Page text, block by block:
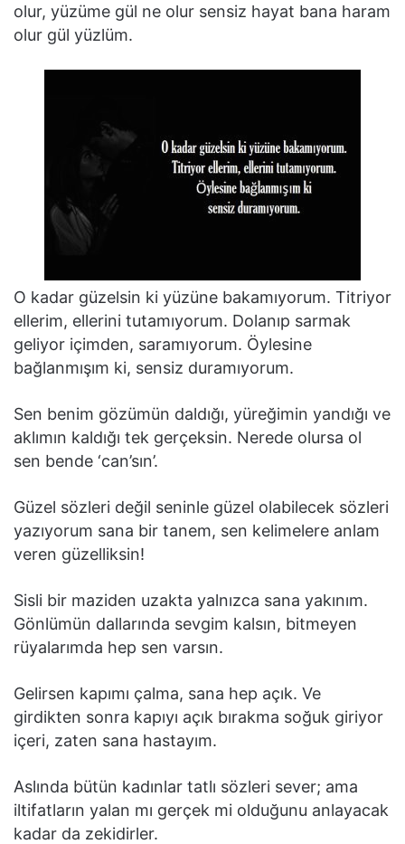
olur, yüzüme gül ne olur sensiz hayat bana haram
olur gül yüzlüm.
O kadar güzelsin ki yüzüne bakamıyorum. Titriyor
ellerim, ellerini tutamıyorum. Dolanıp sarmak
geliyor içimden, saramıyorum. Öylesine
bağlanmışım ki, sensiz duramıyorum.
Sen benim gözümün daldığı, yüreğimin yandığı ve
aklımın kaldığı tek gerçeksin. Nerede olursa ol
sen bende ‘can’sın’.
Güzel sözleri değil seninle güzel olabilecek sözleri
yazıyorum sana bir tanem, sen kelimelere anlam
veren güzelliksin!
Sisli bir maziden uzakta yalnızca sana yakınım.
Gönlümün dallarında sevgim kalsın, bitmeyen
rüyalarımda hep sen varsın.
Gelirsen kapımı çalma, sana hep açık. Ve
girdikten sonra kapıyı açık bırakma soğuk giriyor
içeri, zaten sana hastayım.
Aslında bütün kadınlar tatlı sözleri sever; ama
iltifatların yalan mı gerçek mi olduğunu anlayacak
kadar da zekidirler.